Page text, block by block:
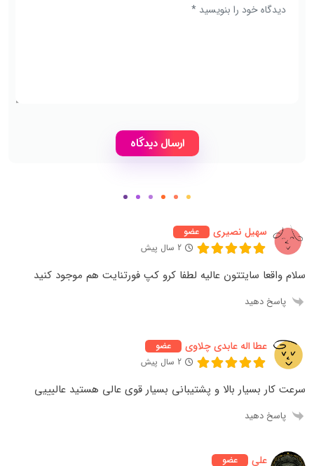
سهیل نصیری
عضو
2 سال پیش
سلام واقعا سایتتون عالیه لطفا کرو کپ فورتنایت هم موجود کنید
پاسخ دهید
عطا اله عابدی چلاوی
عضو
2 سال پیش
سرعت کار بسیار بالا و پشتیبانی بسیار قوی عالی هستید عالیییی
پاسخ دهید
علی عضو